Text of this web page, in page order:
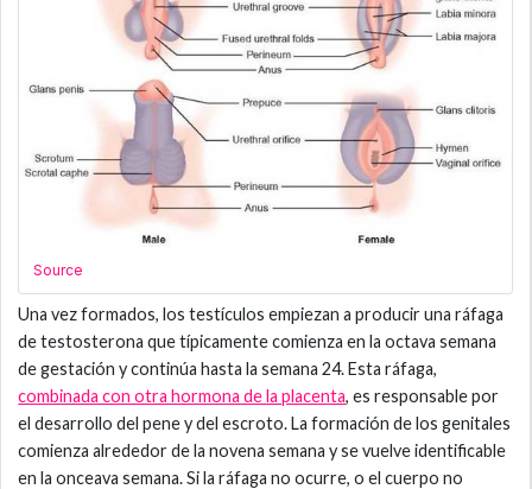
Source
Una vez formados, los testículos empiezan a producir una ráfaga
de testosterona que típicamente comienza en la octava semana
de gestación y continúa hasta la semana 24. Esta ráfaga,
combinada con otra hormona de la placenta, es responsable por
el desarrollo del pene y del escroto. La formación de los genitales
comienza alrededor de la novena semana y se vuelve identificable
en la onceava semana. Si la ráfaga no ocurre, o el cuerpo no